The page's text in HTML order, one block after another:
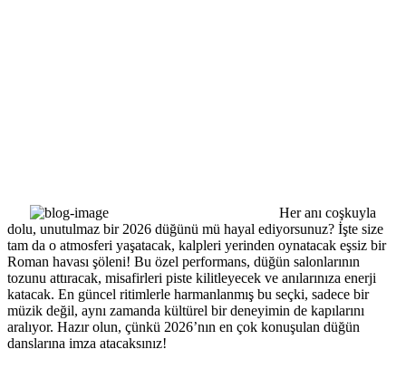
Her anı coşkuyla
dolu, unutulmaz bir 2026 düğünü mü hayal ediyorsunuz? İşte size
tam da o atmosferi yaşatacak, kalpleri yerinden oynatacak eşsiz bir
Roman havası şöleni! Bu özel performans, düğün salonlarının
tozunu attıracak, misafirleri piste kilitleyecek ve anılarınıza enerji
katacak. En güncel ritimlerle harmanlanmış bu seçki, sadece bir
müzik değil, aynı zamanda kültürel bir deneyimin de kapılarını
aralıyor. Hazır olun, çünkü 2026’nın en çok konuşulan düğün
danslarına imza atacaksınız!